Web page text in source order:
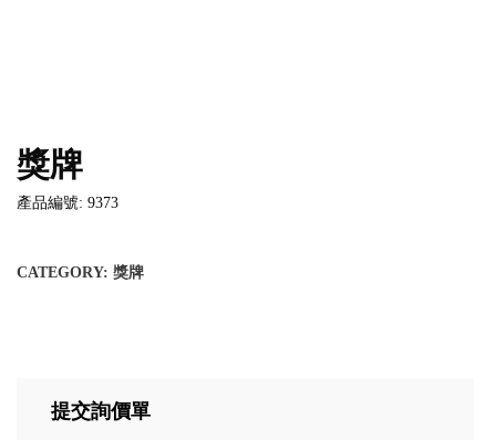
獎牌
產品編號: 9373
CATEGORY: 獎牌
提交詢價單